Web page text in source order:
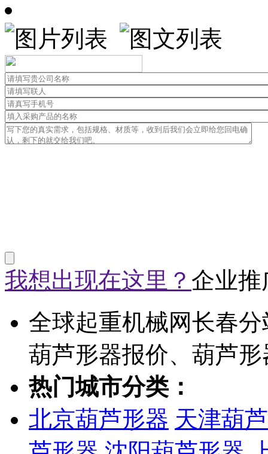
我想出现在这里？ 企业推
全球起重机械网长春
葫芦形器报价、葫芦
热门城市分类：
北京葫芦形器 天津葫